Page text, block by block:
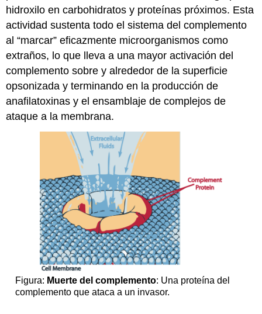
hidroxilo en carbohidratos y proteínas próximos. Esta
actividad sustenta todo el sistema del complemento
al “marcar” eficazmente microorganismos como
extraños, lo que lleva a una mayor activación del
complemento sobre y alrededor de la superficie
opsonizada y terminando en la producción de
anafilatoxinas y el ensamblaje de complejos de
ataque a la membrana.
Figura: Muerte del complemento: Una proteína del
complemento que ataca a un invasor.